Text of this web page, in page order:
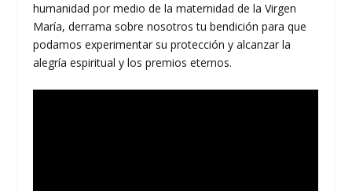
humanidad por medio de la maternidad de la Virgen
María, derrama sobre nosotros tu bendición para que
podamos experimentar su protección y alcanzar la
alegría espiritual y los premios eternos.